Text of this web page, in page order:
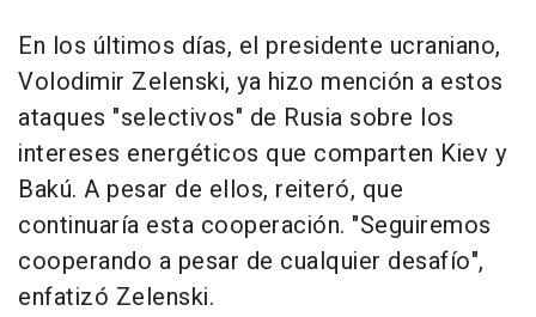
En los últimos días, el presidente ucraniano,
Volodimir Zelenski, ya hizo mención a estos
ataques "selectivos" de Rusia sobre los
intereses energéticos que comparten Kiev y
Bakú. A pesar de ellos, reiteró, que
continuaría esta cooperación. "Seguiremos
cooperando a pesar de cualquier desafío",
enfatizó Zelenski.